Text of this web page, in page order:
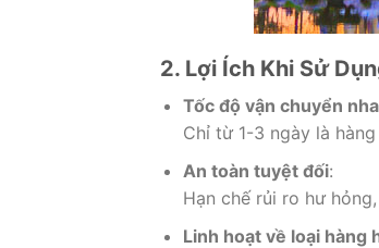
2. Lợi Ích Khi Sử
Tốc độ vận chuyển
Chỉ từ 1-3 ngày là
An toàn tuyệt đối:
Hạn chế rủi ro hư
Linh hoạt về loại hàng